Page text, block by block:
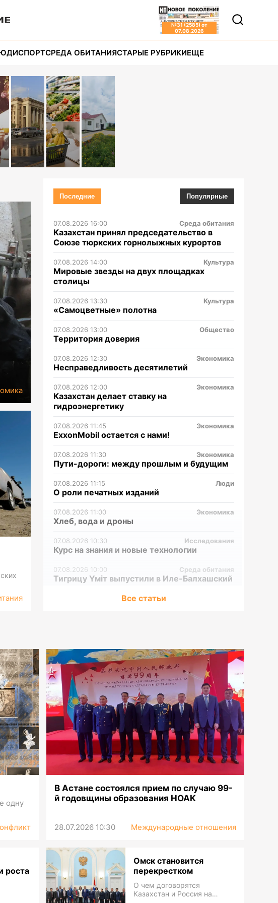
№31 (2585) от
07.08.2026
СПОРТСРЕДА ОБИТАНИЯСТАРЫЕ РУБРИКИЕЩЕ
Последние Популярные
07.08.2026 16:00 Среда обитания
Казахстан принял председательство в
Союзе тюркских горнолыжных курортов
07.08.2026 14:00 Культура
Мировые звезды на двух площадках
столицы
07.08.2026 13:30 Культура
«Самоцветные» полотна
07.08.2026 13:00 Общество
Территория доверия
07.08.2026 12:30 Экономика
Несправедливость десятилетий
07.08.2026 12:00 Экономика
Казахстан делает ставку на
гидроэнергетику
07.08.2026 11:45 Экономика
ExxonMobil остается с нами!
07.08.2026 11:30 Экономика
Пути-дороги: между прошлым и будущим
07.08.2026 11:15 Люди
О роли печатных изданий
07.08.2026 11:00 Экономика
Хлеб, вода и дроны
07.08.2026 10:30 Исследования
Курс на знания и новые технологии
07.08.2026 10:00 Среда обитания
Тигрицу Үміт выпустили в Иле-Балхашский
06.08.2026 15:00 Среда обитания
Маркакольскому государственному
природному заповеднику 50 лет
Все статьи
одну
В Астане состоялся прием по случаю 99-
й годовщины образования НОАК
28.07.2026 10:30 Международные отношения
роста
Омск становится
перекрестком
О чем договорятся
Казахстан и Россия на